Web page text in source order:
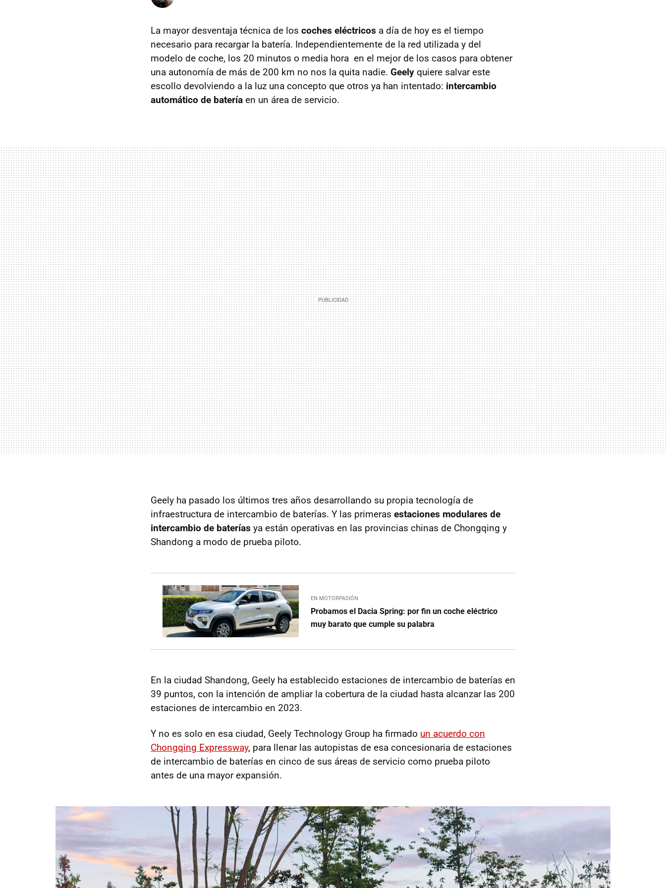
La mayor desventaja técnica de los coches eléctricos a día de hoy es el tiempo
necesario para recargar la batería. Independientemente de la red utilizada y del
modelo de coche, los 20 minutos o media hora en el mejor de los casos para obtener
una autonomía de más de 200 km no nos la quita nadie. Geely quiere salvar este
escollo devolviendo a la luz una concepto que otros ya han intentado: intercambio
automático de batería en un área de servicio.
Geely ha pasado los últimos tres años desarrollando su propia tecnología de
infraestructura de intercambio de baterías. Y las primeras estaciones modulares de
intercambio de baterías ya están operativas en las provincias chinas de Chongqing y
Shandong a modo de prueba piloto.
EN MOTORPASIÓN
Probamos el Dacia Spring: por fin un coche eléctrico
muy barato que cumple su palabra
En la ciudad Shandong, Geely ha establecido estaciones de intercambio de baterías en
39 puntos, con la intención de ampliar la cobertura de la ciudad hasta alcanzar las 200
estaciones de intercambio en 2023.
Y no es solo en esa ciudad, Geely Technology Group ha firmado un acuerdo con
Chongqing Expressway, para llenar las autopistas de esa concesionaria de estaciones
de intercambio de baterías en cinco de sus áreas de servicio como prueba piloto
antes de una mayor expansión.